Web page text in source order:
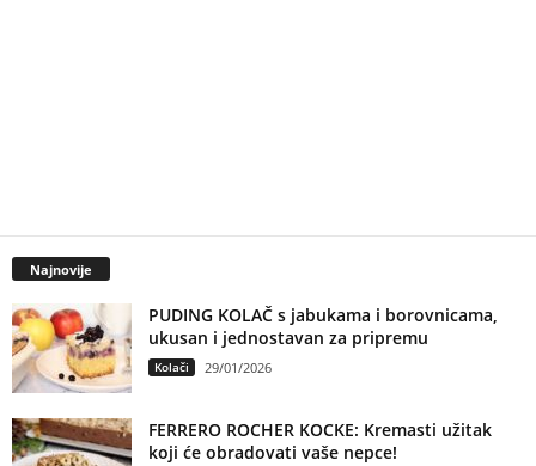
Najnovije
PUDING KOLAČ s jabukama i borovnicama,
ukusan i jednostavan za pripremu
Kolači 29/01/2026
FERRERO ROCHER KOCKE: Kremasti užitak
koji će obradovati vaše nepce!